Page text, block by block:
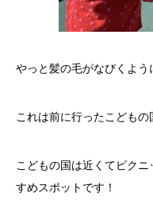
やっと髪の毛がなびくよ
これは前に行ったこどもの
こどもの国は近くてピク
すめスポットです！